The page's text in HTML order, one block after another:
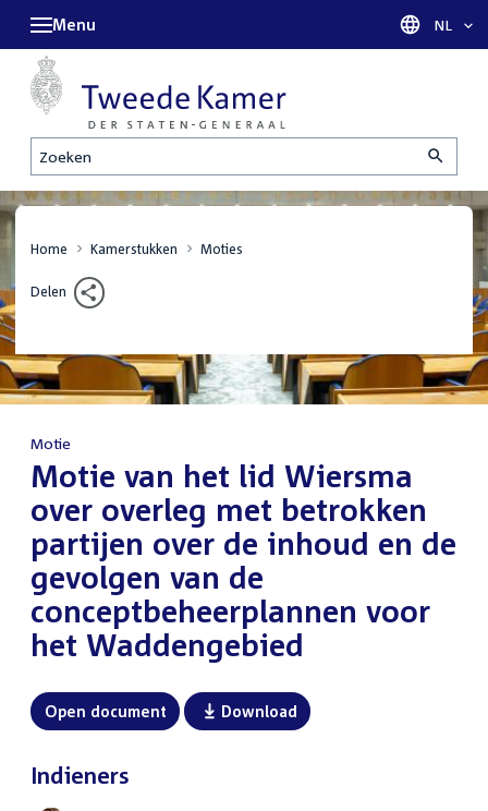
Zoeken
Menu Taal
NL
Home Kamerstukken Moties
Delen
Motie
:Motie van het lid Wiersma
over overleg met betrokken
partijen over de inhoud en de
gevolgen van de
conceptbeheerplannen voor
het Waddengebied
Open document Download
Indieners